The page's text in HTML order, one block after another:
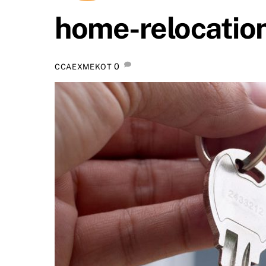
home-
CCAEXMEKOT 0